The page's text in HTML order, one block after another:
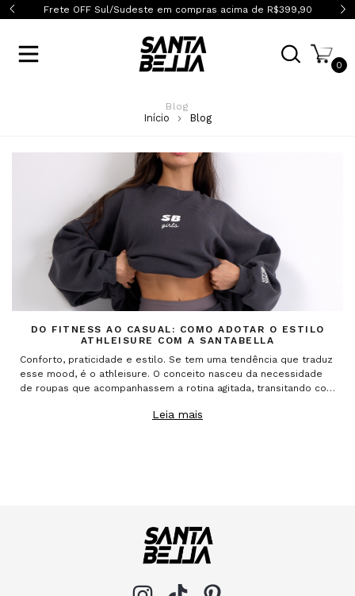
Frete OFF Sul/Sudeste em compras acima de R$399,90
0
Blog
Início Blog
DO FITNESS AO CASUAL: COMO ADOTAR O ESTILO
ATHLEISURE COM A SANTABELLA
Conforto, praticidade e estilo. Se tem uma tendência que traduz
esse mood, é o athleisure. O conceito nasceu da necessidade
de roupas que acompanhassem a rotina agitada, transitando com
Leia mais